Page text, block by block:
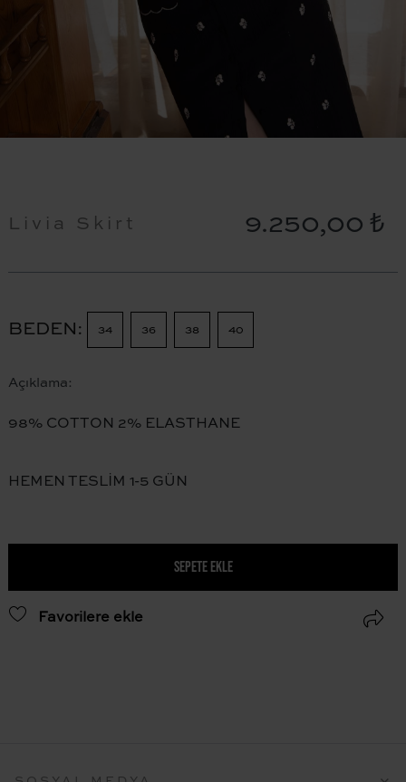
Livia Skirt 9.250,00 ₺
BEDEN 34 36 38 40
Açıklama:
98% COTTON 2% ELASTHANE
HEMEN TESLİM 1-5 GÜN
SEPETE EKLE
Favorilere ekle